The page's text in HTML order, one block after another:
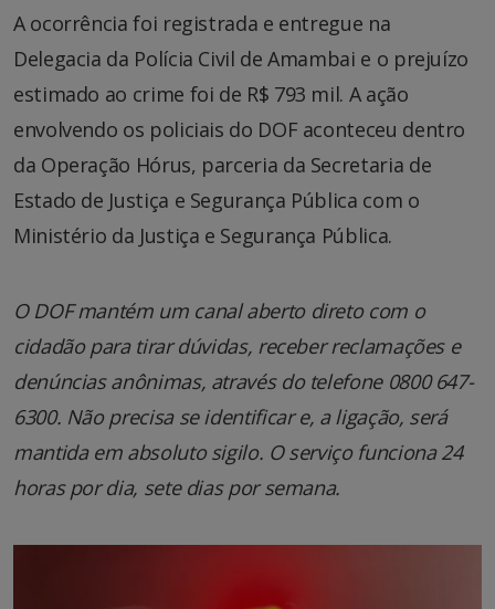
A ocorrência foi registrada e entregue na
Delegacia da Polícia Civil de Amambai e o prejuízo
estimado ao crime foi de R$ 793 mil. A ação
envolvendo os policiais do DOF aconteceu dentro
da Operação Hórus, parceria da Secretaria de
Estado de Justiça e Segurança Pública com o
Ministério da Justiça e Segurança Pública.
O DOF mantém um canal aberto direto com o
cidadão para tirar dúvidas, receber reclamações e
denúncias anônimas, através do telefone 0800 647-
6300. Não precisa se identificar e, a ligação, será
mantida em absoluto sigilo. O serviço funciona 24
horas por dia, sete dias por semana.